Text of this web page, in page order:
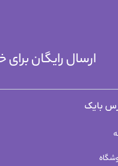
ارسال رایگان
بایک